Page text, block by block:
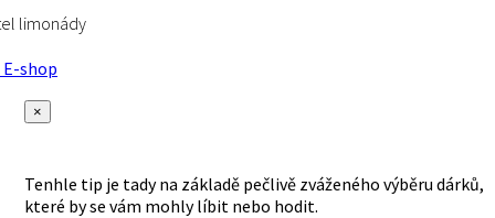
limonády
shop
×
Tenhle tip je tady na základě pečlivě zváženého výběru dárků,
které by se vám mohly líbit nebo hodit.